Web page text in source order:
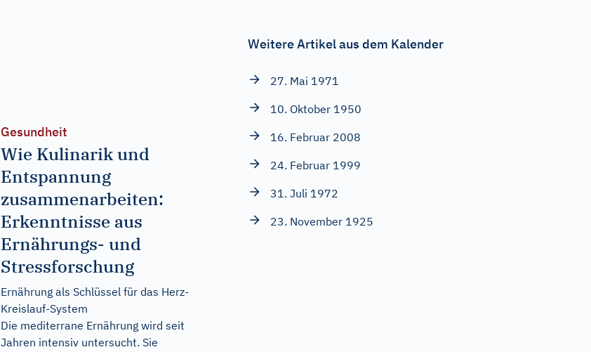
Gesundheit
Wie Kulinarik und
Entspannung
zusammenarbeiten:
Erkenntnisse aus
Ernährungs- und
Stressforschung
Ernährung als Schlüssel für das Herz-
Kreislauf-System
Die mediterrane Ernährung wird seit
Jahren intensiv untersucht. Sie
Weitere Artikel aus dem Kalender
27. Mai 1971
10. Oktober 1950
16. Februar 2008
24. Februar 1999
31. Juli 1972
23. November 1925